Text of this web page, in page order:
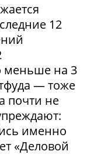
12
меньше на 3
— тоже
почти не
именно
«Деловой